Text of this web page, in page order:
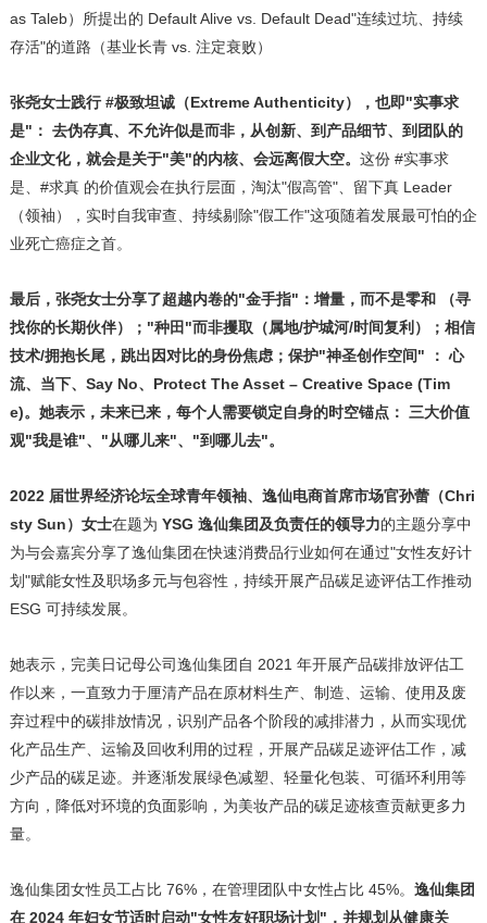
as Taleb）所提出的 Default Alive vs. Default Dead"连续过坑、持续
存活"的道路（基业长青 vs. 注定衰败）
张尧女士践行#极致坦诚（Extreme Authenticity），也即"实事求
是"： 去伪存真、不允许似是而非，从创新、到产品细节、到团队的
企业文化，就会是关于"美"的内核、会远离假大空。 这份 #实事求
是、#求真 的价值观会在执行层面，淘汰"假高管"、留下真 Leader
（领袖），实时自我审查、持续剔除"假工作"这项随着发展最可怕的企
业死亡癌症之首。
最后，张尧女士分享了超越内卷的"金手指"：增量，而不是零和 （寻
找你的长期伙伴）；"种田"而非攫取（属地/护城河/时间复利）；相信
技术/拥抱长尾，跳出因对比的身份焦虑；保护"神圣创作空间" ： 心
流、当下、Say No、Protect The Asset – Creative Space (Tim
e)。她表示，未来已来，每个人需要锁定自身的时空锚点： 三大价值
观"我是谁"、"从哪儿来"、"到哪儿去"。
2022 届世界经济论坛全球青年领袖、逸仙电商首席市场官孙蕾（Chri
sty Sun）女士在题为 YSG 逸仙集团及负责任的领导力的主题分享中
为与会嘉宾分享了逸仙集团在快速消费品行业如何在通过"女性友好计
划"赋能女性及职场多元与包容性，持续开展产品碳足迹评估工作推动
ESG 可持续发展。
她表示，完美日记母公司逸仙集团自 2021 年开展产品碳排放评估工
作以来，一直致力于厘清产品在原材料生产、制造、运输、使用及废
弃过程中的碳排放情况，识别产品各个阶段的减排潜力，从而实现优
化产品生产、运输及回收利用的过程，开展产品碳足迹评估工作，减
少产品的碳足迹。并逐渐发展绿色减塑、轻量化包装、可循环利用等
方向，降低对环境的负面影响，为美妆产品的碳足迹核查贡献更多力
量。
逸仙集团女性员工占比 76%，在管理团队中女性占比 45%。 逸仙集团
在2024 年妇女节适时启动"女性友好职场计划"，并规划从健康关